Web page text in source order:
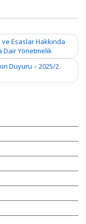
Esaslar Hakkında
Dair Yönetmelik
Duyuru – 2025/2.